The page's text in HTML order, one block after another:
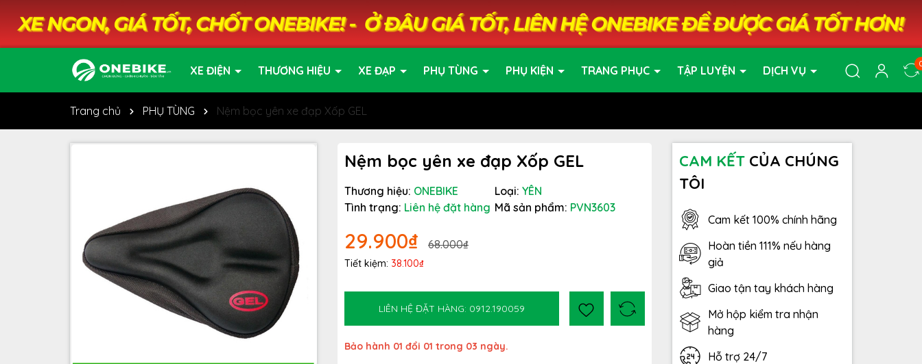
XE ĐIỆN THƯƠNG HIỆU XE ĐẠP PHỤ TÙNG PHỤ KIỆN TRANG PHỤC TẬP LUYỆN DỊCH VỤ
Trang chủ PHỤ TÙNG Nệm bọc yên xe đạp Xốp GEL
Nệm bọc yên xe đạp Xốp GEL
Thương hiệu: ONEBIKE Loại: YÊN
Tình trạng: Liên hệ đặt hàng Mã sản phẩm: PVN3603
29.900₫ 68.000₫
Tiết kiệm: 38.100₫
LIÊN HỆ ĐẶT HÀNG: 0912.190059
Bảo hành 01 đổi 01 trong 03 ngày.
CAM KẾTCỦA CHÚNG
TÔI
Cam kết 100% chính hãng
Hoàn tiền 111% nếu hàng
giả
Giao tận tay khách hàng
Mở hộp kiểm tra nhận
hàng
Hỗ trợ 24/7